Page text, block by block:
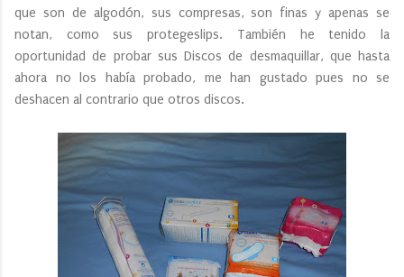
que son de algodón, sus compresas, son finas y apenas se
notan, como sus protegeslips. También he tenido la
oportunidad de probar sus Discos de desmaquillar, que hasta
ahora no los había probado, me han gustado pues no se
deshacen al contrario que otros discos.